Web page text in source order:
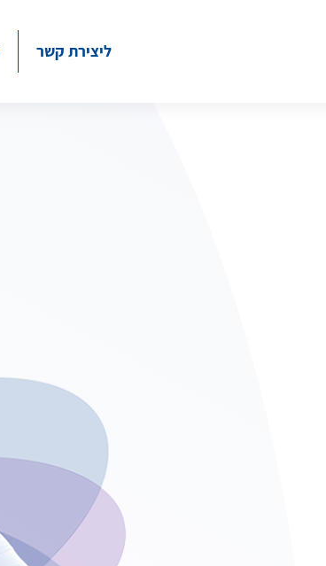
ליצירת קשר